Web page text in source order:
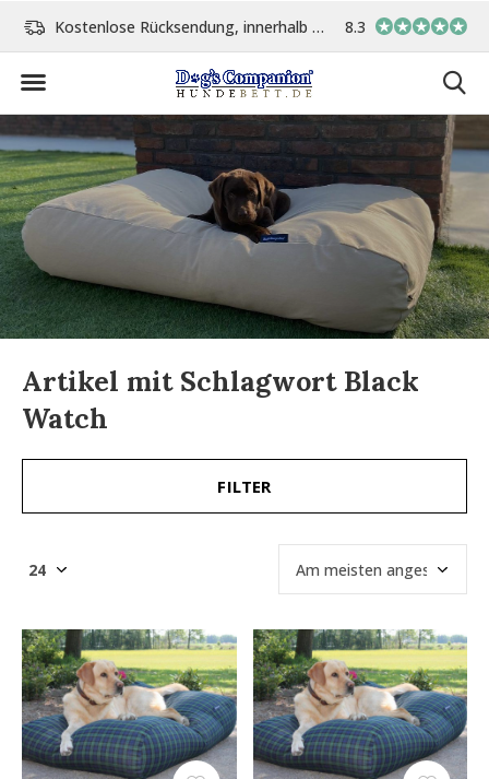
Kostenlose Rücksendung, innerhalb 14 Tage Vor 15:00 Uhr bestellt,
8.3
Artikel mit Schlagwort Black
Watch
FILTER